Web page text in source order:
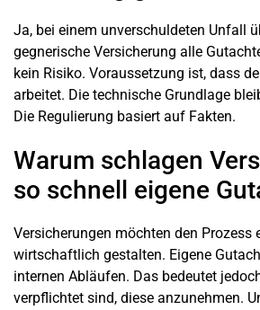
Ja, bei einem unverschuldeten Unfall
gegnerische Versicherung alle
kein Risiko. Voraussetzung ist, dass
arbeitet. Die technische Grundlage
Die Regulierung basiert auf Fakten.
Warum schlagen
so schnell eigene
Versicherungen möchten den Prozess
wirtschaftlich gestalten. Eigene
internen Abläufen. Das bedeutet
verpflichtet sind, diese anzunehmen.